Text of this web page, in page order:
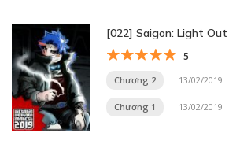
[022] Saigon: Light Out
5
Chương 2 13/02/2019
Chương 1 13/02/2019